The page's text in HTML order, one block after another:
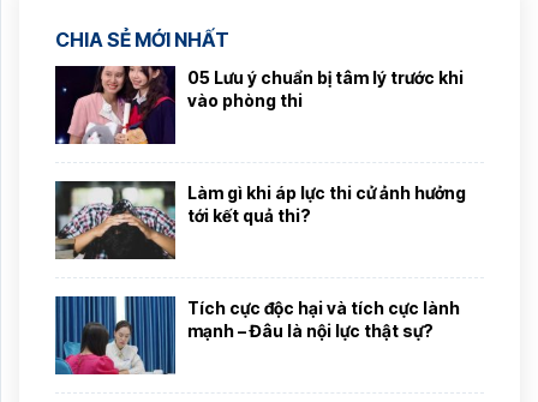
CHIA SẺ MỚI NHẤT
05 Lưu ý chuẩn bị tâm lý trước khi
vào phòng thi
Làm gì khi áp lực thi cử ảnh hưởng
tới kết quả thi?
Tích cực độc hại và tích cực lành
mạnh – Đâu là nội lực thật sự?